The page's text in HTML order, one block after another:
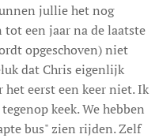
jullie het nog
een jaar na de laatste
opgeschoven) niet
dat Chris eigenlijk
eerst een keer niet. Ik
keek. We hebben
bus" zien rijden. Zelf